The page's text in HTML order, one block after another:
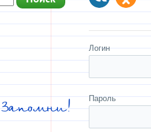
Запомни!
Логин
Пароль